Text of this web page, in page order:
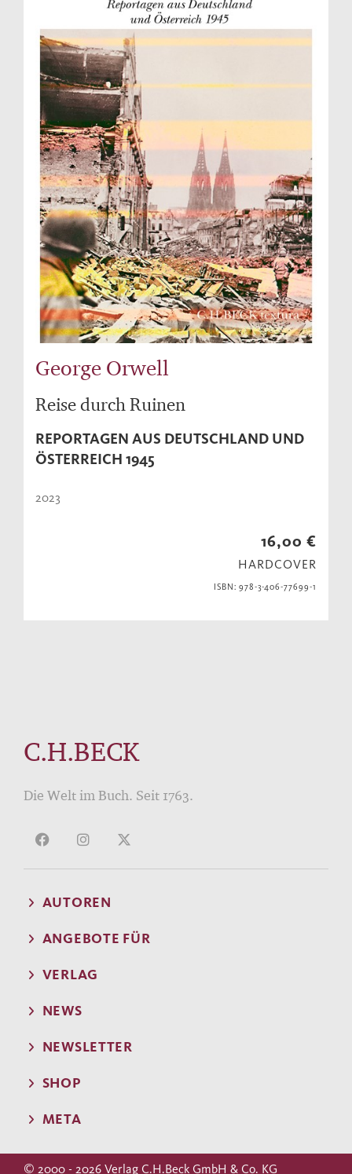
George Orwell
Reise durch Ruinen
REPORTAGEN AUS DEUTSCHLAND UND
ÖSTERREICH 1945
2023
16,00 €
HARDCOVER
ISBN: 978-3-406-77699-1
C.H.BECK
Die Welt im Buch. Seit 1763.
AUTOREN
ANGEBOTE FÜR
VERLAG
NEWS
NEWSLETTER
SHOP
META
© 2000 - 2026 Verlag C.H.Beck GmbH & Co. KG